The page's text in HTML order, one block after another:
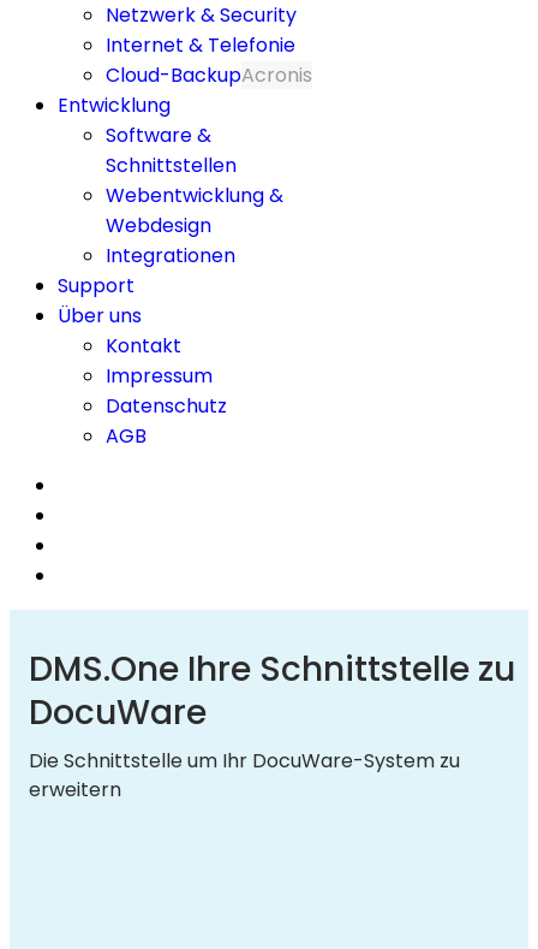
Netzwerk & Security
Internet & Telefonie
Cloud-BackupAcronis
Entwicklung
Software &
Schnittstellen
Webentwicklung &
Webdesign
Integrationen
Support
Über uns
Kontakt
Impressum
Datenschutz
AGB
DMS.One Ihre Schnittstelle zu
DocuWare
Die Schnittstelle um Ihr DocuWare-System zu
erweitern